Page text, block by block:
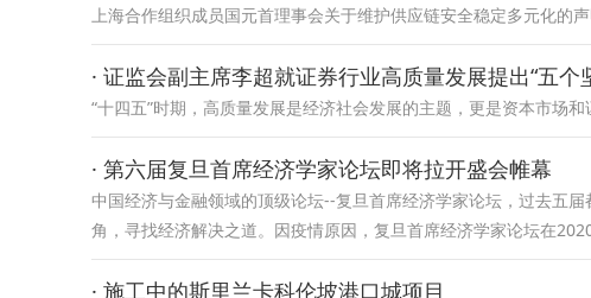
上海合作组织成员国元首理事会关于维护供应链安全稳定多元化的
· 证监会副主席李超就证券行业高质量发展提出“五个
“十四五”时期，高质量发展是经济社会发展的主题，更是资本市场
· 第六届复旦首席经济学家论坛即将拉开盛会帷幕
中国经济与金融领域的顶级论坛--复旦首席经济学家论坛，过去五
角，寻找经济解决之道。因疫情原因，复旦首席经济学家论坛在
· 施工中的斯里兰卡科伦坡港口城项目